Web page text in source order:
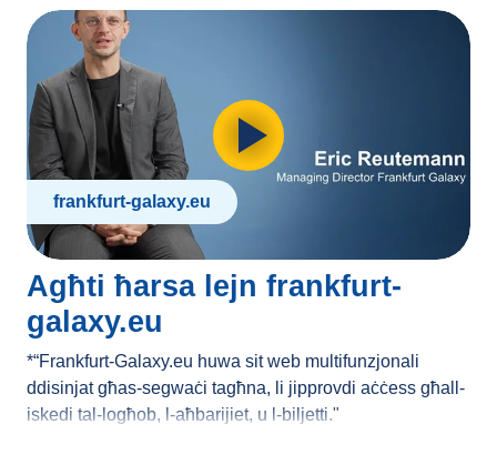
frankfurt-galaxy.eu
Agħti ħarsa lejn frankfurt-
galaxy.eu
*“Frankfurt-Galaxy.eu huwa sit web multifunzjonali
ddisinjat għas-segwaċi tagħna, li jipprovdi aċċess għall-
iskedi tal-logħob, l-aħbarijiet, u l-biljetti."